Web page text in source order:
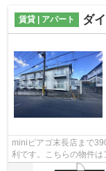
賃貸 | アパート ダ
miniピアゴ末長店まで
利です。こちらの物件
いいただける物件です。